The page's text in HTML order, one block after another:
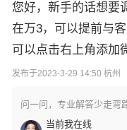
您好，新手的话想要
在万3，可以提前与
可以点击右上角添加
发布于2023-3-29 14:50 杭州
问一问，专业解答少走弯
当前我在线